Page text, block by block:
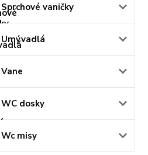
Sprchové vaničky
Umývadlá
Vane
WC dosky
Wc misy